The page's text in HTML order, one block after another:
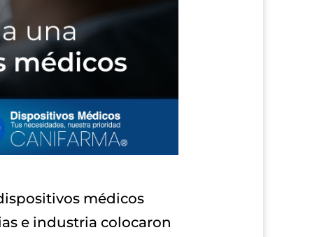
médicos
e industria colocaron